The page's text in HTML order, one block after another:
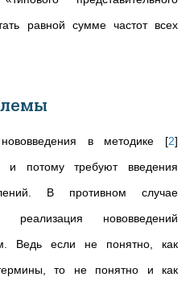
равной сумме частот всех
в методике [2]
и потому требуют введения
В противном случае
реализация нововведений
Ведь если не понятно, как
то не понятно и как